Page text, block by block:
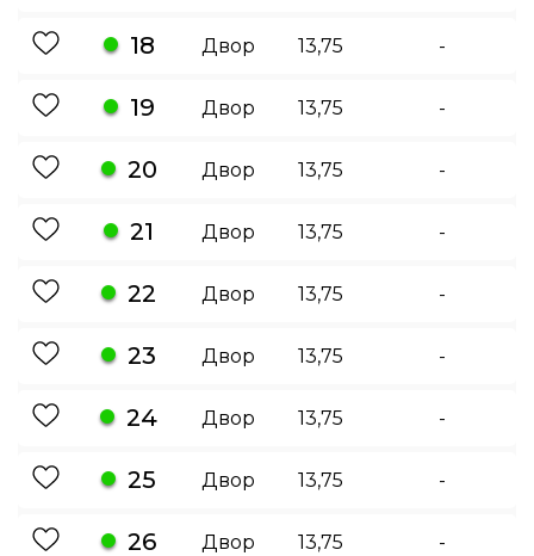
18 Двор 13,75 -
19 Двор 13,75 -
20 Двор 13,75 -
21 Двор 13,75 -
22 Двор 13,75 -
23 Двор 13,75 -
24 Двор 13,75 -
25 Двор 13,75 -
26 Двор 13,75 -